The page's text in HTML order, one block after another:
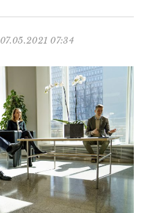
t
07.05.2021 07:34